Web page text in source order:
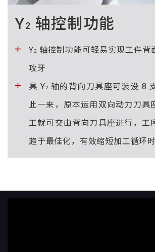
Y2 轴控制功能
Y2轴控制功能可轻易实现工件背
攻牙
具 Y2轴的背向刀具座可装设 8
此一来，原本运用双向动力刀具
工就可交由背向刀具座进行，工
趋于最佳化，有效缩短加工循环